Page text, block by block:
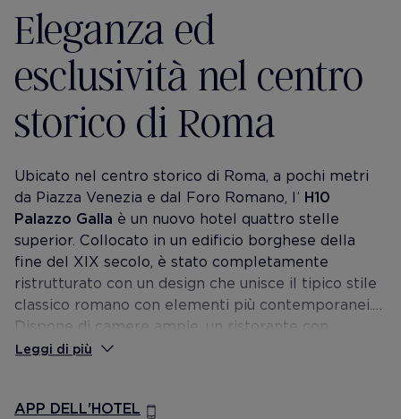
Eleganza ed
esclusività nel centro
storico di Roma
Ubicato nel centro storico di Roma, a pochi metri
da Piazza Venezia e dal Foro Romano, l’ H10
Palazzo Galla è un nuovo hotel quattro stelle
superior. Collocato in un edificio borghese della
fine del XIX secolo, è stato completamente
ristrutturato con un design che unisce il tipico stile
classico romano con elementi più contemporanei.
Dispone di camere ampie, un ristorante con
servizio di colazione e un magnifico Rooftop, con
Leggi di più
APP DELL'HOTEL